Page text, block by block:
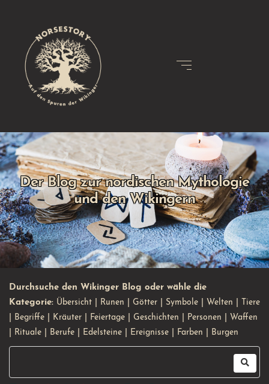
Der Blog zur nordischen Mythologie
und den Wikingern
Durchsuche den Wikinger Blog oder wähle die
Kategorie: Übersicht Runen Götter Symbole Welten
Tiere
Begriffe Kräuter Feiertage Geschichten Personen
Waffen
Rituale Berufe Edelsteine Ereignisse Farben Burgen